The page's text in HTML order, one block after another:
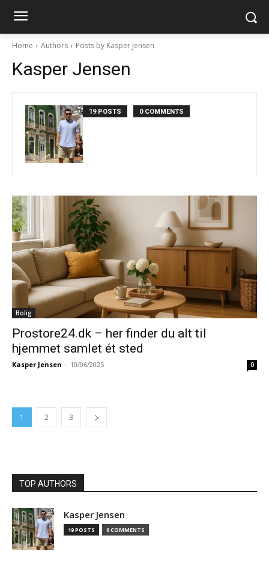
Home Authors Posts by Kasper Jensen
Kasper Jensen
19 POSTS 0 COMMENTS
Bolig
Prostore24.dk – her finder du alt til
hjemmet samlet ét sted
Kasper Jensen - 10/06/2025 0
1 2 3
TOP AUTHORS
Kasper Jensen
19 POSTS 0 COMMENTS